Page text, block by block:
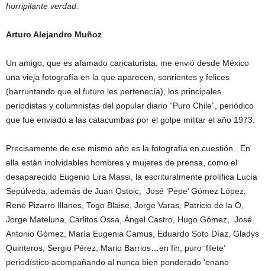
horripilante verdad.
Arturo Alejandro Muñoz
Un amigo, que es afamado caricaturista, me envió desde México
una vieja fotografía en la que aparecen, sonrientes y felices
(barruntando que el futuro les pertenecía), los principales
periodistas y columnistas del popular diario “Puro Chile”, periódico
que fue enviado a las catacumbas por el golpe militar el año 1973.
Precisamente de ese mismo año es la fotografía en cuestión. En
ella están inolvidables hombres y mujeres de prensa, como el
desaparecido Eugenio Lira Massi, la escrituralmente prolífica Lucía
Sepúlveda, además de Juan Ostoic, José ‘Pepe’ Gómez López,
René Pizarro Illanes, Togo Blaise, Jorge Varas, Patricio de la O,
Jorge Mateluna, Carlitos Ossa, Ángel Castro, Hugo Gómez, José
Antonio Gómez, María Eugenia Camus, Eduardo Soto Díaz, Gladys
Quinteros, Sergio Pérez, Mario Barrios…en fin, puro ‘filete’
periodístico acompañando al nunca bien ponderado ‘enano